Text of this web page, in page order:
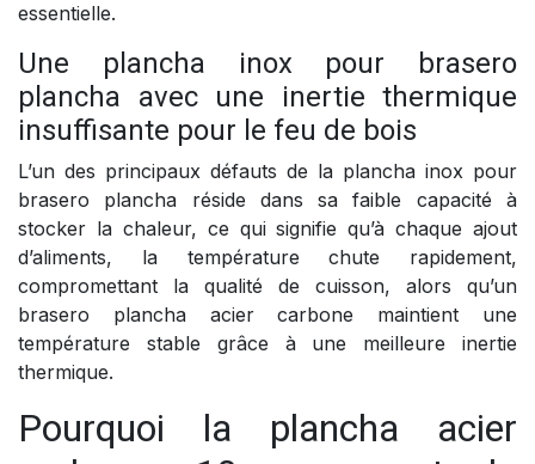
essentielle.
Une plancha inox pour brasero
plancha avec une inertie thermique
insuffisante pour le feu de bois
L’un des principaux défauts de la plancha inox pour
brasero plancha réside dans sa faible capacité à
stocker la chaleur, ce qui signifie qu’à chaque ajout
d’aliments, la température chute rapidement,
compromettant la qualité de cuisson, alors qu’un
brasero plancha acier carbone maintient une
température stable grâce à une meilleure inertie
thermique.
Pourquoi la plancha acier